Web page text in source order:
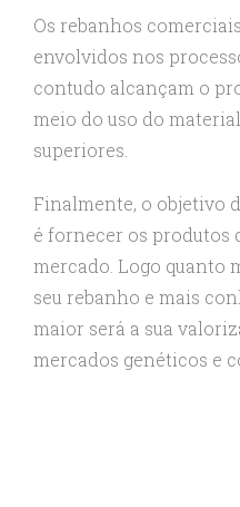
Os rebanhos
envolvidos nos
contudo alcançam o
meio do uso do
superiores.
Finalmente, o objetivo
é fornecer os produtos
mercado. Logo quanto
seu rebanho e mais
maior será a sua
mercados genéticos e